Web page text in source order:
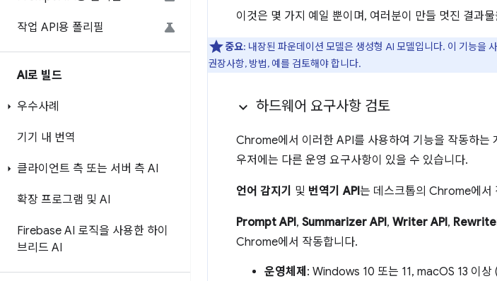
작업 API용 폴리필
AI로 빌드
우수사례
기기 내 번역
클라이언트 측 또는 서버 측 AI
확장 프로그램 및 AI
Firebase AI 로직을 사용한 하이
브리드 AI
이것은 몇 가지 예일 뿐이며, 여러분이 만들 멋진 결과
중요: 내장된 파운데이션 모델은 생성형 AI 모델입니다. 이 기능을
권장사항, 방법, 예를 검토해야 합니다.
하드웨어 요구사항 검토
Chrome에서 이러한 API를 사용하여 기능을 작동하는
우저에는 다른 운영 요구사항이 있을 수 있습니다.
언어 감지기 및 번역기 API는 데스크톱의 Chrome에서
Prompt API, Summarizer API, Writer API,
Chrome에서 작동합니다.
운영체제 : Windows 10 또는 11, macOS 13 이